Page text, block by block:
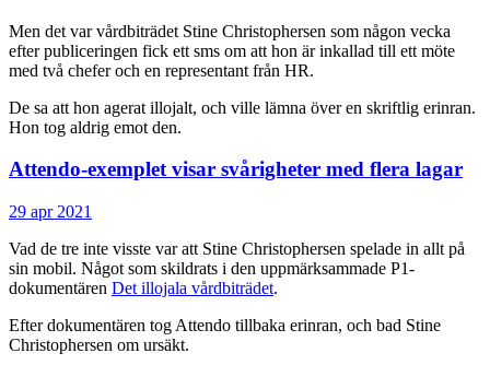
Men det var vårdbiträdet Stine Christophersen som någon vecka
efter publiceringen fick ett sms om att hon är inkallad till ett möte
med två chefer och en representant från HR.
De sa att hon agerat illojalt, och ville lämna över en skriftlig erinran.
Hon tog aldrig emot den.
Attendo-exemplet visar svårigheter med flera lagar
29 apr 2021
Vad de tre inte visste var att Stine Christophersen spelade in allt på
sin mobil. Något som skildrats i den uppmärksammade P1-
dokumentären Det illojala vårdbiträdet.
Efter dokumentären tog Attendo tillbaka erinran, och bad Stine
Christophersen om ursäkt.